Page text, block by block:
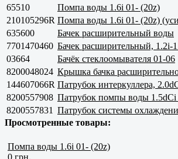
65510
Помпа воды 1.6i 01- (20z)
210105296R Помпа воды 1.6i 01- (20z)
635600
Бачек расширительный воды
7701470460 Бачек раcширительный, 1.2i-
03664
Бачёк стеклоомывателя 01-06
8200048024 Крышка бачка
144607066R Патрубок интеркуллера,
8200557908 Патрубок помпы воды 1.5dCi
8200557831 Патрубок системы
Просмотренные товары:
Помпа воды 1.6i 01- (20z)
0 грн.